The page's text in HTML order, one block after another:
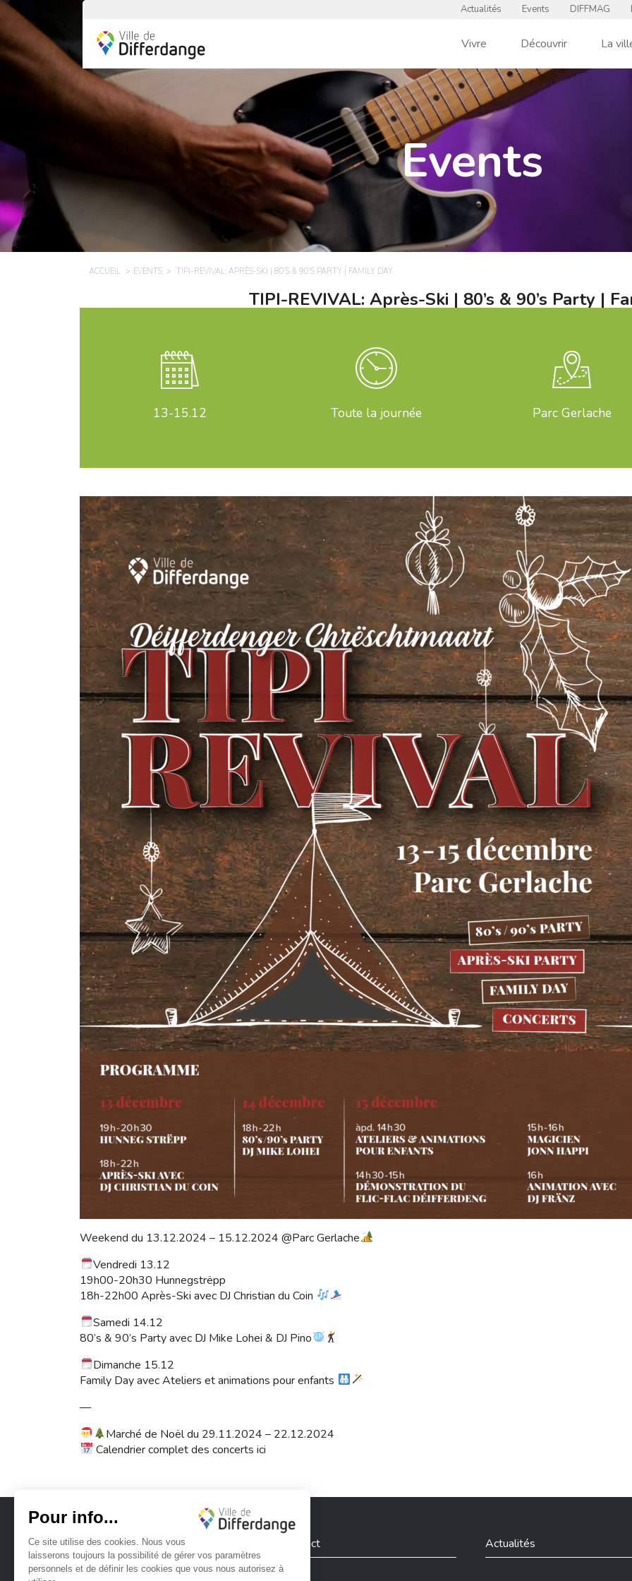
Actualités Events DIFFMAG
Vivre Découvrir La
Events
ACCUEIL EVENTS TIPI-REVIVAL: APRÈS-SKI | 80’S & 90’S PARTY | FAMILY DAY
TIPI-REVIVAL: Après-Ski | 80’s & 90’s Party |
13-15.12 Toute la journée Parc Gerlache
Weekend du 13.12.2024 – 15.12.2024 @Parc Gerlache
Vendredi 13.12
19h00-20h30 Hunnegstrëpp
18h-22h00 Après-Ski avec DJ Christian du Coin
Samedi 14.12
80’s & 90’s Party avec DJ Mike Lohei & DJ Pino
Dimanche 15.12
Family Day avec Ateliers et animations pour enfants
—
Marché de Noël du 29.11.2024 – 22.12.2024
Calendrier complet des concerts ici
Contact
Actualités